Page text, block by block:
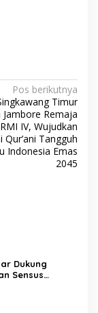
Pos berikutnya
Timur
Remaja
IV, Wujudkan
Qur’ani Tangguh
Indonesia Emas
2045
Dukung
Sensus